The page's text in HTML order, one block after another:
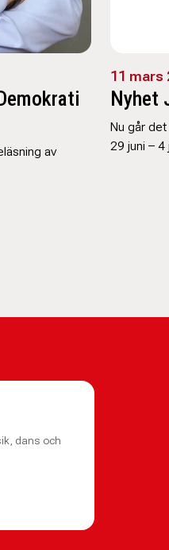
av
11 mars
Nyhet
Nu går
29 juni – 4
dans och